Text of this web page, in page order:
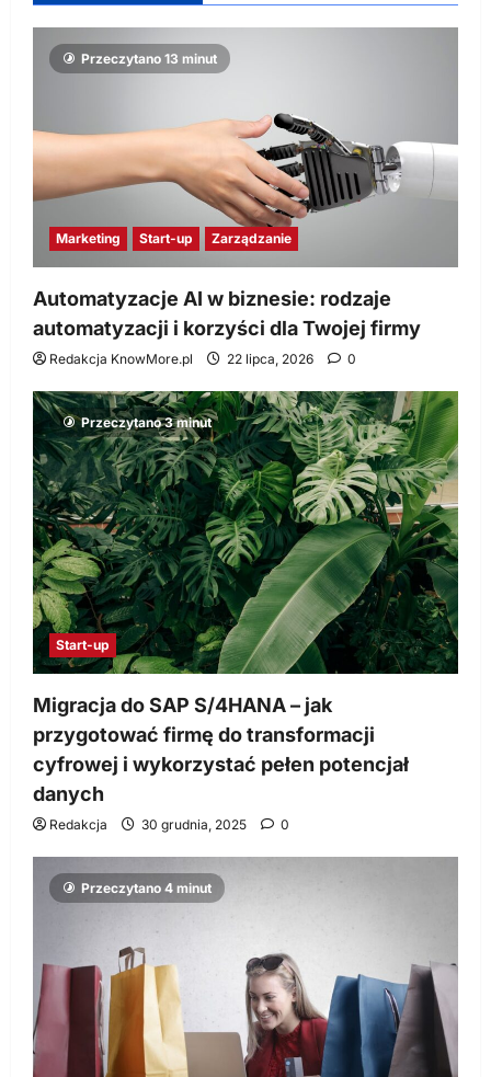
Przeczytano 13 minut
Marketing Start-up Zarządzanie
Automatyzacje AI w biznesie: rodzaje
automatyzacji i korzyści dla Twojej firmy
Redakcja KnowMore.pl 22 lipca, 2026 0
Przeczytano 3 minut
Start-up
Migracja do SAP S/4HANA – jak
przygotować firmę do transformacji
cyfrowej i wykorzystać pełen potencjał
danych
Redakcja 30 grudnia, 2025 0
Przeczytano 4 minut